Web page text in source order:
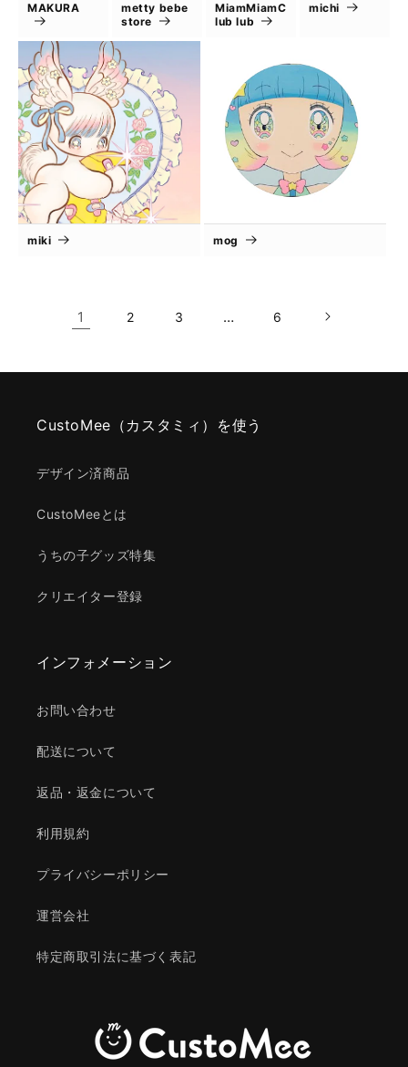
MAKURA
metty bebe
store
MiamMiamC
lub lub
michi
miki mog
1 2 3 … 6
CustoMee（カスタミィ）を使う
デザイン済商品
CustoMeeとは
うちの子グッズ特集
クリエイター登録
インフォメーション
お問い合わせ
配送について
返品・返金について
利用規約
プライバシーポリシー
運営会社
特定商取引法に基づく表記